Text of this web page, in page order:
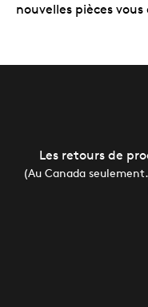
nouvelles pièces
Les retours de
(Au Canada